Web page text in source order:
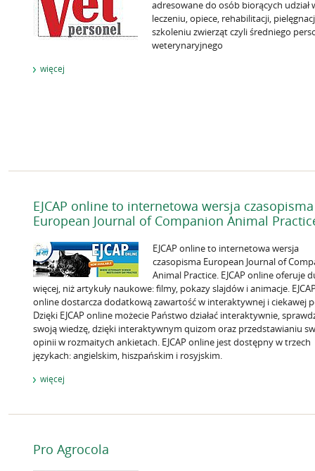
adresowane do osób biorących udział
leczeniu, opiece, rehabilitacji,
szkoleniu zwierząt czyli średniego
weterynaryjnego
więcej
EJCAP online to internetowa wersja czasopisma
European Journal of Companion Animal
EJCAP online to internetowa wersja
czasopisma European Journal of
Animal Practice. EJCAP online oferuje
więcej, niż artykuły naukowe: filmy, pokazy slajdów i animacje.
online dostarcza dodatkową zawartość w interaktywnej i ciekawej
Dzięki EJCAP online możecie Państwo działać interaktywnie,
swoją wiedzę, dzięki interaktywnym quizom oraz przedstawianiu
opinii w rozmaitych ankietach. EJCAP online jest dostępny w trzech
językach: angielskim, hiszpańskim i rosyjskim.
więcej
Pro Agrocola